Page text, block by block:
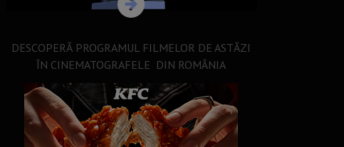
DESCOPERĂ PROGRAMUL FILMELOR DE ASTĂZI
ÎN CINEMATOGRAFELE DIN ROMÂNIA